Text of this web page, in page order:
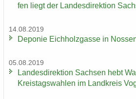
fen liegt der Lan­des­di­rek­ti­on
14.08.2019
De­po­nie Eich­holz­gas­se in
05.08.2019
Lan­des­di­rek­ti­on Sach­sen hebt
Kreis­tags­wah­len im Land­kreis